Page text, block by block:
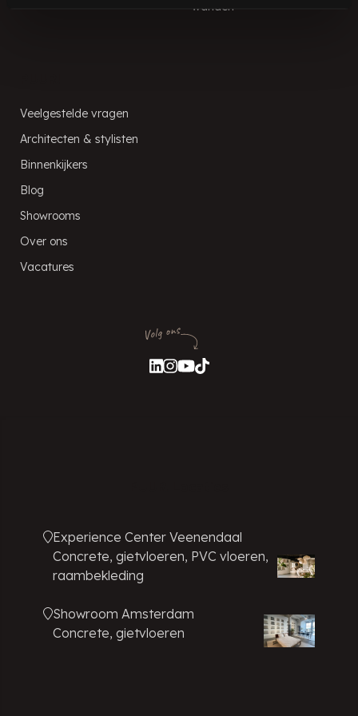
Volg ons
wanden
Veelgestelde vragen
Architecten & stylisten
Binnenkijkers
Blog
Showrooms
Over ons
Vacatures
Experience Center Veenendaal
Concrete, gietvloeren, PVC vloeren,
raambekleding
Showroom Amsterdam
Concrete, gietvloeren